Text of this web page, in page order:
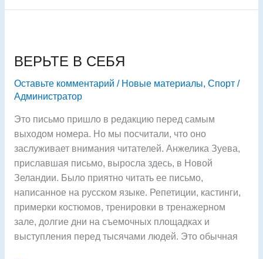
ВЕРЬТЕ В СЕБЯ
Оставьте комментарий / Новые материалы, Спорт/
Администратор
Это письмо пришло в редакцию перед самым
выходом номера. Но мы посчитали, что оно
заслуживает внимания читателей. Анжелика Зуева,
приславшая письмо, выросла здесь, в Новой
Зеландии. Было приятно читать ее письмо,
написанное на русском языке. Репетиции, кастинги,
примерки костюмов, тренировки в тренажерном
зале, долгие дни на съемочных площадках и
выступления перед тысячами людей. Это обычная
СЕБЯ